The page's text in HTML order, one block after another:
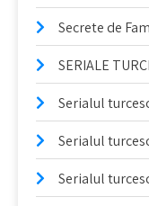
Secrete de
SERIALE
Serialul
Serialul
Serialul